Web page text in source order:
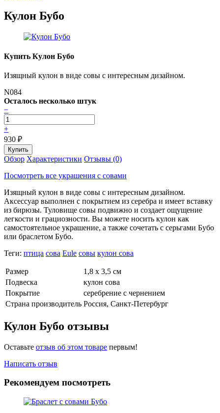
Кулон Бубо
Купить Кулон Бубо
Изящный кулон в виде совы с интересным дизайном.
N084
Осталось несколько штук
−
+
930 ₽
Обзор Характеристики Отзывы (0)
Посмотреть все украшения с совами
Изящный кулон в виде совы с интересным дизайном.
Аксессуар выполнен с покрытием из серебра и имеет вставку
из бирюзы. Туловище совы подвижно и создает ощущение
легкости и грациозности. Вы можете носить кулон как
самостоятельное украшение, а также сочетать с серьгами Бубо
или браслетом Бубо.
Теги: птица сова Eule совы кулон сова
Размер
1,8 х 3,5 см
Подвеска
кулон сова
Покрытие
серебрение с чернением
Страна производитель Россия, Санкт-Петербург
Кулон Бубо отзывы
Оставьте отзыв об этом товаре первым!
Написать отзыв
Рекомендуем посмотреть